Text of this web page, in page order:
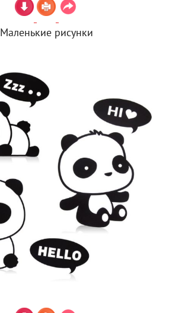
Маленькие рисунки